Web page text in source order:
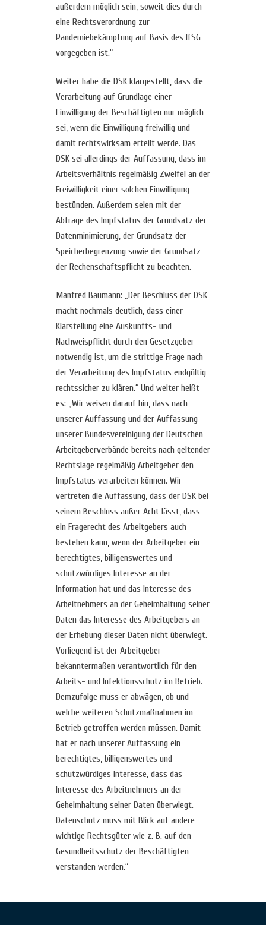
außerdem möglich sein, soweit dies durch
eine Rechtsverordnung zur
Pandemiebekämpfung auf Basis des IfSG
vorgegeben ist.“
Weiter habe die DSK klargestellt, dass die
Verarbeitung auf Grundlage einer
Einwilligung der Beschäftigten nur möglich
sei, wenn die Einwilligung freiwillig und
damit rechtswirksam erteilt werde. Das
DSK sei allerdings der Auffassung, dass im
Arbeitsverhältnis regelmäßig Zweifel an der
Freiwilligkeit einer solchen Einwilligung
bestünden. Außerdem seien mit der
Abfrage des Impfstatus der Grundsatz der
Datenminimierung, der Grundsatz der
Speicherbegrenzung sowie der Grundsatz
der Rechenschaftspflicht zu beachten.
Manfred Baumann: „Der Beschluss der DSK
macht nochmals deutlich, dass einer
Klarstellung eine Auskunfts- und
Nachweispflicht durch den Gesetzgeber
notwendig ist, um die strittige Frage nach
der Verarbeitung des Impfstatus endgültig
rechtssicher zu klären.“ Und weiter heißt
es: „Wir weisen darauf hin, dass nach
unserer Auffassung und der Auffassung
unserer Bundesvereinigung der Deutschen
Arbeitgeberverbände bereits nach geltender
Rechtslage regelmäßig Arbeitgeber den
Impfstatus verarbeiten können. Wir
vertreten die Auffassung, dass der DSK bei
seinem Beschluss außer Acht lässt, dass
ein Fragerecht des Arbeitgebers auch
bestehen kann, wenn der Arbeitgeber ein
berechtigtes, billigenswertes und
schutzwürdiges Interesse an der
Information hat und das Interesse des
Arbeitnehmers an der Geheimhaltung seiner
Daten das Interesse des Arbeitgebers an
der Erhebung dieser Daten nicht überwiegt.
Vorliegend ist der Arbeitgeber
bekanntermaßen verantwortlich für den
Arbeits- und Infektionsschutz im Betrieb.
Demzufolge muss er abwägen, ob und
welche weiteren Schutzmaßnahmen im
Betrieb getroffen werden müssen. Damit
hat er nach unserer Auffassung ein
berechtigtes, billigenswertes und
schutzwürdiges Interesse, dass das
Interesse des Arbeitnehmers an der
Geheimhaltung seiner Daten überwiegt.
Datenschutz muss mit Blick auf andere
wichtige Rechtsgüter wie z. B. auf den
Gesundheitsschutz der Beschäftigten
verstanden werden.“